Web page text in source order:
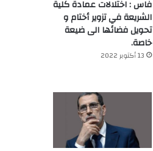
فاس : اختلالات عمادة كلية
الشريعة في تزوير أختام و
تحويل فضائها الى ضيعة
خاصة.
13 أكتوبر 2022